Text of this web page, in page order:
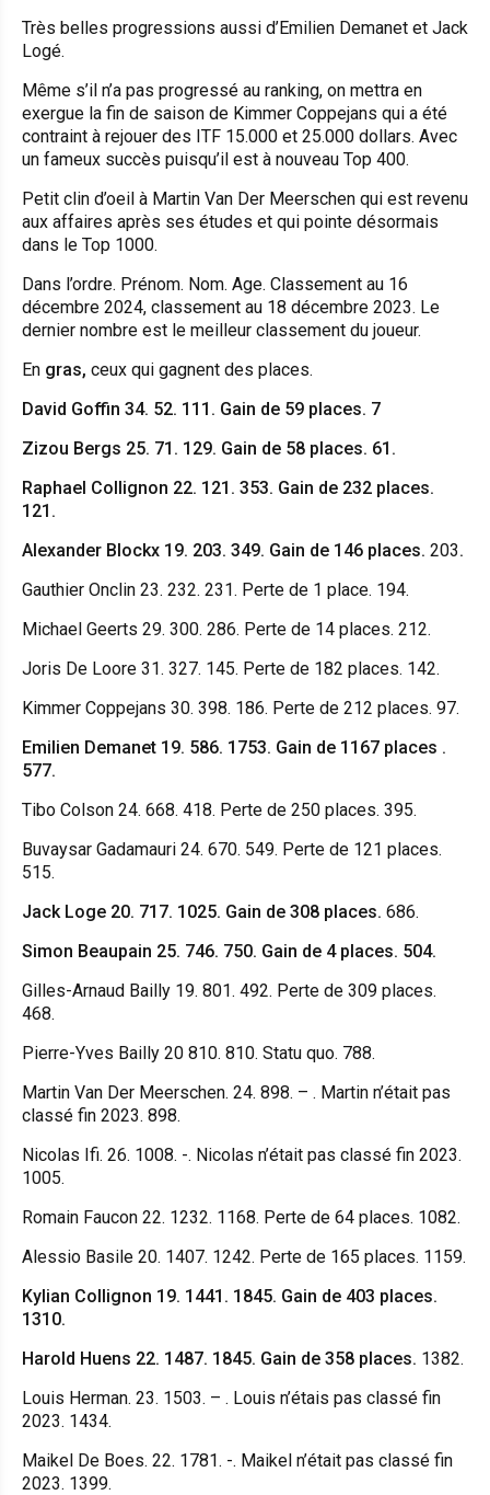
Très belles progressions aussi d’Emilien Demanet et Jack
Logé.
Même s’il n’a pas progressé au ranking, on mettra en
exergue la fin de saison de Kimmer Coppejans qui a été
contraint à rejouer des ITF 15.000 et 25.000 dollars. Avec
un fameux succès puisqu’il est à nouveau Top 400.
Petit clin d’oeil à Martin Van Der Meerschen qui est revenu
aux affaires après ses études et qui pointe désormais
dans le Top 1000.
Dans l’ordre. Prénom. Nom. Age. Classement au 16
décembre 2024, classement au 18 décembre 2023. Le
dernier nombre est le meilleur classement du joueur.
En gras, ceux qui gagnent des places.
David Goffin 34. 52. 111. Gain de 59 places. 7
Zizou Bergs 25. 71. 129. Gain de 58 places. 61.
Raphael Collignon 22. 121. 353. Gain de 232 places.
121.
Alexander Blockx 19. 203. 349. Gain de 146 places. 203.
Gauthier Onclin 23. 232. 231. Perte de 1 place. 194.
Michael Geerts 29. 300. 286. Perte de 14 places. 212.
Joris De Loore 31. 327. 145. Perte de 182 places. 142.
Kimmer Coppejans 30. 398. 186. Perte de 212 places. 97.
Emilien Demanet 19. 586. 1753. Gain de 1167 places .
577.
Tibo Colson 24. 668. 418. Perte de 250 places. 395.
Buvaysar Gadamauri 24. 670. 549. Perte de 121 places.
515.
Jack Loge 20. 717. 1025. Gain de 308 places. 686.
Simon Beaupain 25. 746. 750. Gain de 4 places. 504.
Gilles-Arnaud Bailly 19. 801. 492. Perte de 309 places.
468.
Pierre-Yves Bailly 20 810. 810. Statu quo. 788.
Martin Van Der Meerschen. 24. 898. – . Martin n’était pas
classé fin 2023. 898.
Nicolas Ifi. 26. 1008. -. Nicolas n’était pas classé fin 2023.
1005.
Romain Faucon 22. 1232. 1168. Perte de 64 places. 1082.
Alessio Basile 20. 1407. 1242. Perte de 165 places. 1159.
Kylian Collignon 19. 1441. 1845. Gain de 403 places.
1310.
Harold Huens 22. 1487. 1845. Gain de 358 places. 1382.
Louis Herman. 23. 1503. – . Louis n’étais pas classé fin
2023. 1434.
Maikel De Boes. 22. 1781. -. Maikel n’était pas classé fin
2023. 1399.